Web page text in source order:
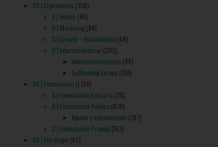
03 | Crecimiento (358)
A | Ventas (46)
B | Marketing(84)
C | Growth – Escalabilidad (44)
D | Internacionalizar (202)
Internacionalización (94)
Softlanding Europa (108)
04 | Financiación (1.134)
A | Financiación Bancaria (30)
B | Financiación Pública (878)
Ayudas y subvenciones (787)
C | Financiación Privada (153)
05 | Estrategia (82)